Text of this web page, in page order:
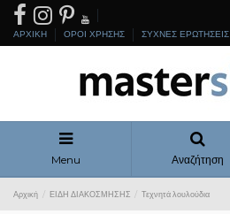
ΑΡΧΙΚΗ ΟΡΟΙ ΧΡΗΣΗΣ ΣΥΧΝΕΣ ΕΡΩΤΗΣΕΙΣ
Menu Αναζήτηση
Αρχική ΕΙΔΗ ΔΙΑΚΟΣΜΗΣΗΣ Τεχνητά λουλούδια